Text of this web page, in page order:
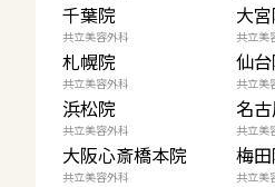
千葉院 大
共立美容外科
札幌院
共立美
仙
共立美容外科
浜松院
共立美
名
共立美容外科
大阪心斎橋本院
共立美
梅
共立美容外科 共立美